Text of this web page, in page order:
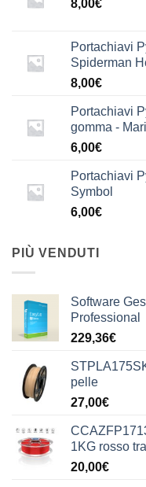
8,00€
Portachiavi
Spiderman
8,00€
Portachiavi
gomma -
6,00€
Portachiavi
Symbol
6,00€
PIÙ VENDUTI
Software
Professional
229,36€
pelle
27,00€
1KG rosso
20,00€